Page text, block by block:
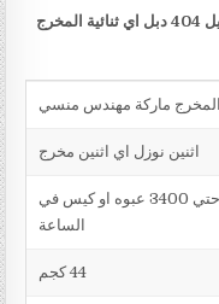
مواصفات ماكينة تعبات السوال في عبوات موديل 404 دبل اي ثنائية المخرج
اثنين نوزل اي اثنين مخرج
من 1600 عبوة او كيس حتي 3400 عبوه او كيس في
الساعة
44 كجم